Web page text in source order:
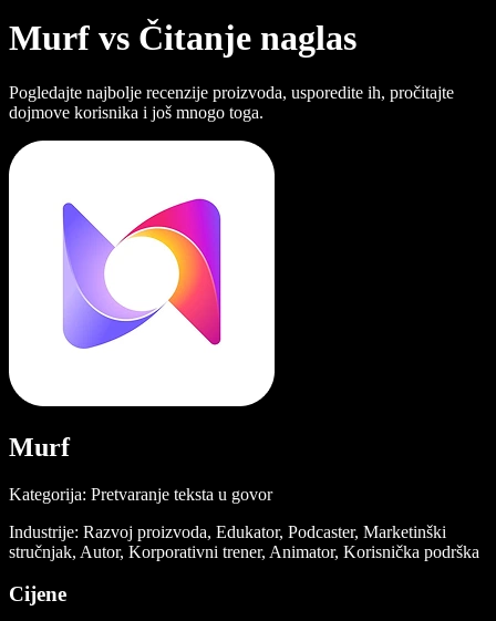
Murf vs Čitanje naglas
Pogledajte najbolje recenzije proizvoda, usporedite ih, pročitajte
dojmove korisnika i još mnogo toga.
Murf
Kategorija: Pretvaranje teksta u govor
Industrije: Razvoj proizvoda, Edukator, Podcaster, Marketinški
stručnjak, Autor, Korporativni trener, Animator, Korisnička podrška
Cijene